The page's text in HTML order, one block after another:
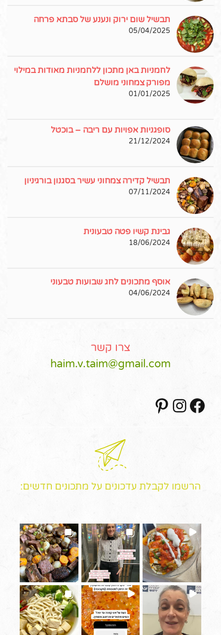
תבשיל שום ירוק ונענע של סבתא פרחה
05/04/2025
לחמניות באן מתכון ללחמניות מאודות במילוי
מפורק צמחוני מושלם
01/01/2025
סופגניות אפויות עם ריבה – בוכטל
21/12/2024
תבשיל קדירה צמחוני עשיר בסגנון בורגיניון
07/11/2024
גבינת קשיו פטה טבעונית
18/06/2024
אוסף מתכונים לחג שבועות טבעוני
04/06/2024
צרו קשר
haim.v.taim@gmail.com
Facebook
Instagram
הרשמו לקבלת עדכונים על מתכונים חדשים: